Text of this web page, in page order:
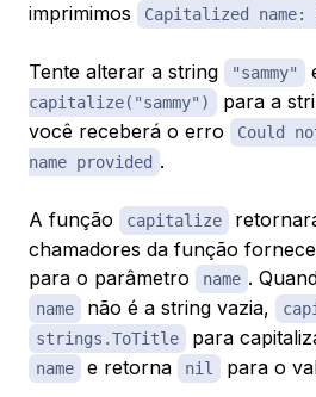
imprimimos
Capitalized name:
Tente alterar a string "sammy"
capitalize("sammy")
para a
você receberá o erro
Could
name provided .
A função capitalize
chamadores da função
para o parâmetro
name .
name não é a string vazia,
strings.ToTitle para
name e retorna nil para o